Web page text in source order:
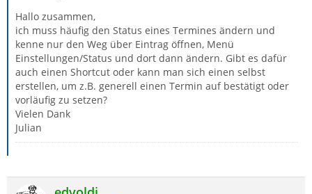
Hallo zusammen,
ich muss häufig den Status eines Termines ändern und
kenne nur den Weg über Eintrag öffnen, Menü
Einstellungen/Status und dort dann ändern. Gibt es dafür
auch einen Shortcut oder kann man sich einen selbst
erstellen, um z.B. generell einen Termin auf bestätigt oder
vorläufig zu setzen?
Vielen Dank
Julian